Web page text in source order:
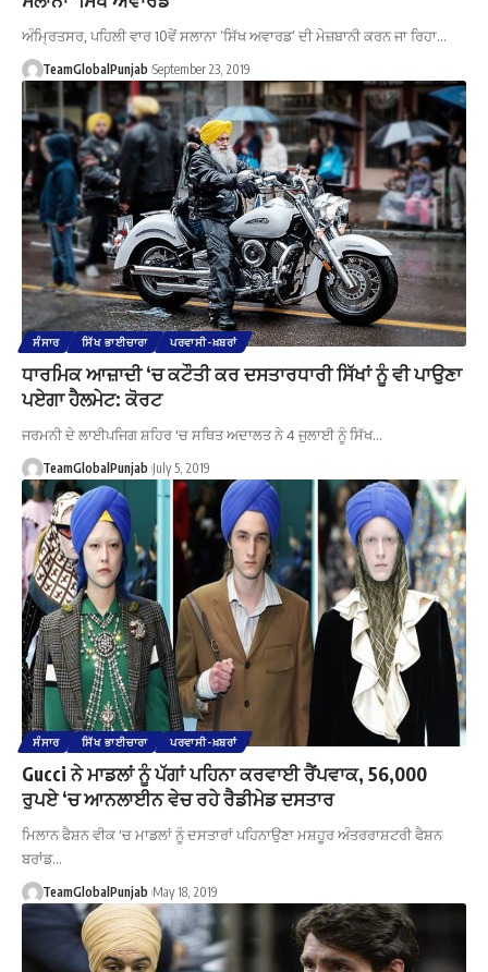
ਅੰਮ੍ਰਿਤਸਰ, ਪਹਿਲੀ ਵਾਰ 10ਵੇਂ ਸਲਾਨਾ ‘ਸਿੱਖ ਅਵਾਰਡ’ ਦੀ ਮੇਜ਼ਬਾਨੀ ਕਰਨ ਜਾ ਰਿਹਾ…
TeamGlobalPunjab September 23, 2019
ਸੰਸਾਰ ਸਿੱਖ ਭਾਈਚਾਰਾ ਪਰਵਾਸੀ-ਖ਼ਬਰਾਂ
ਧਾਰਮਿਕ ਆਜ਼ਾਦੀ ‘ਚ ਕਟੌਤੀ ਕਰ ਦਸਤਾਰਧਾਰੀ ਸਿੱਖਾਂ ਨੂੰ ਵੀ ਪਾਉਣਾ
ਪਏਗਾ ਹੈਲਮੇਟ: ਕੋਰਟ
ਜਰਮਨੀ ਦੇ ਲਾਈਪਜਿਗ ਸ਼ਹਿਰ 'ਚ ਸਥਿਤ ਅਦਾਲਤ ਨੇ 4 ਜੁਲਾਈ ਨੂੰ ਸਿੱਖ…
TeamGlobalPunjab July 5, 2019
ਸੰਸਾਰ ਸਿੱਖ ਭਾਈਚਾਰਾ ਪਰਵਾਸੀ-ਖ਼ਬਰਾਂ
Gucci ਨੇ ਮਾਡਲਾਂ ਨੂੰ ਪੱਗਾਂ ਪਹਿਨਾ ਕਰਵਾਈ ਰੈਂਪਵਾਕ, 56,000
ਰੁਪਏ ‘ਚ ਆਨਲਾਈਨ ਵੇਚ ਰਹੇ ਰੈਡੀਮੇਡ ਦਸਤਾਰ
ਮਿਲਾਨ ਫੈਸ਼ਨ ਵੀਕ 'ਚ ਮਾਡਲਾਂ ਨੂੰ ਦਸਤਾਰਾਂ ਪਹਿਨਾਉਣਾ ਮਸ਼ਹੂਰ ਅੰਤਰਰਾਸ਼ਟਰੀ ਫੈਸ਼ਨ
ਬਰਾਂਡ…
TeamGlobalPunjab May 18, 2019